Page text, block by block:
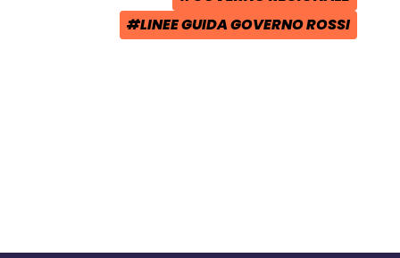
TAG:
TAG:
#LINEE GUIDA GOVERNO ROSSI